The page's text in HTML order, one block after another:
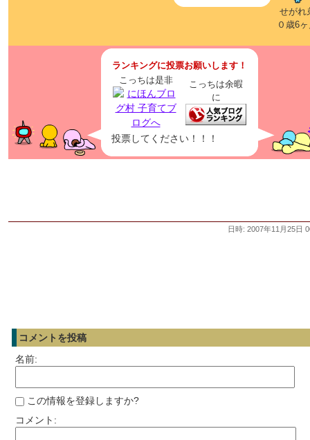
せがれ
０歳6
ランキングに投票お願いします！
こっちは是非
こっちは余暇
に
投票してください！！！
日時: 2007年11月25日
コメントを投稿
名前:
この情報を登録しますか?
コメント: